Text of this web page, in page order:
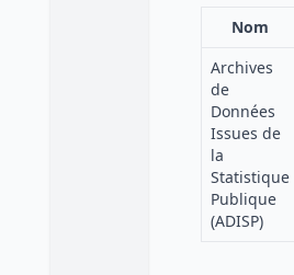
Nom
Archives
de
Données
Issues de
la
Statistique
Publique
(ADISP)